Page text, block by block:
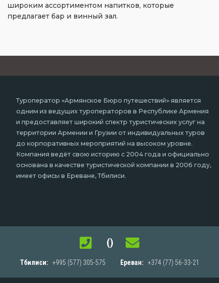
широким ассортиментом напитков, которые
предлагает бар и винный зал.
Туроператор «Армянское Бюро путешествий» является
одним из ведущих туроператоров в Республике Армения
и предоставляет широкий спектр туристических услуг на
территории Армении и Грузии от индивидуальных туров
до корпоративных мероприятий на высоком уровне.
Компания ведёт свою историю с 2004 года и официально
основана в качестве туристической компании в 2006 году,
имеет офисы в Ереване, Тбилиси.
()
Тбилиси: +995 (577) 305-575 Ереван: +374 (77) 56-33-21